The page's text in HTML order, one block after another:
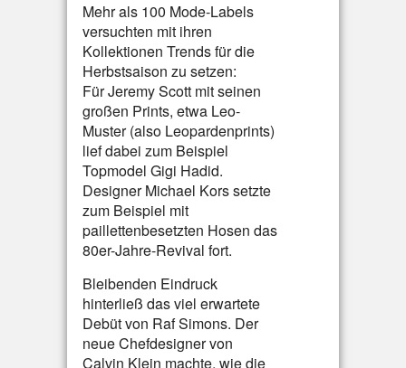
Mehr als 100 Mode-Labels
versuchten mit ihren
Kollektionen Trends für die
Herbstsaison zu setzen:
Für Jeremy Scott mit seinen
großen Prints, etwa Leo-
Muster (also Leopardenprints)
lief dabei zum Beispiel
Topmodel Gigi Hadid.
Designer Michael Kors setzte
zum Beispiel mit
paillettenbesetzten Hosen das
80er-Jahre-Revival fort.
Bleibenden Eindruck
hinterließ das viel erwartete
Debüt von Raf Simons. Der
neue Chefdesigner von
Calvin Klein machte, wie die